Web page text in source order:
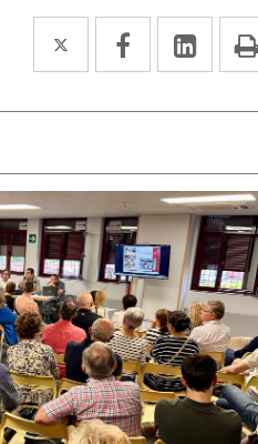
Twitter
Enlace
a
una
externa.
Facebook
Enlace
a
una
externa.
a
una